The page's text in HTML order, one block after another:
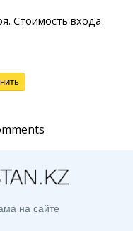
Стоимость входа
на сайте